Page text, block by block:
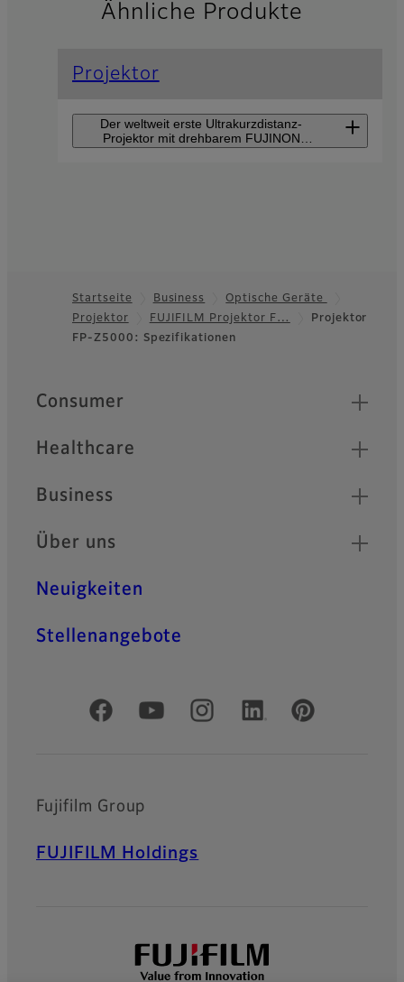
Ähnliche Produkte
Projektor
Der weltweit erste Ultrakurzdistanz-
Projektor mit drehbarem FUJINON
Hochleistungs-Objektiv für Projektionen in
hochauflösenden 4K-Bildern
und hervorragender
Farbgenauigkeit für ein
ZUH12000
Footer
Startseite Business
Optische Geräte
Projektor
FUJIFILM Projektor F…
Projektor
FP-Z5000: Spezifikationen
Quick Links
Consumer
Healthcare
Business
Über uns
Neuigkeiten
Stellenangebote
Offizielle soziale Medien
Fujifilm Group
FUJIFILM Holdings